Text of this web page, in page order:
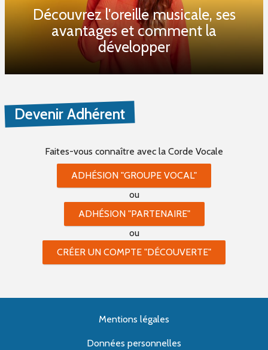
Découvrez l'oreille musicale, ses
avantages et comment la
développer
Devenir Adhérent
Faites-vous connaître avec la Corde Vocale
ADHÉSION "GROUPE VOCAL"
ou
ADHÉSION "PARTENAIRE"
ou
CRÉER UN COMPTE "DÉCOUVERTE"
Mentions légales
Données personnelles